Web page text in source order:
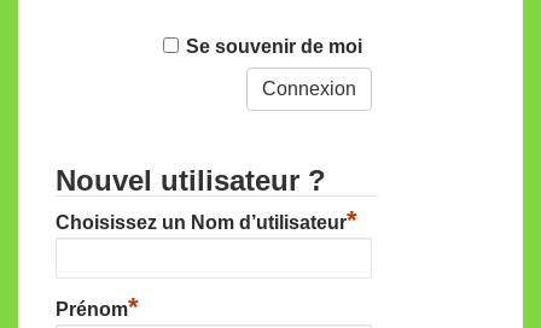
Se souvenir de moi
Nouvel utilisateur ?
Choisissez un Nom d’utilisateur*
Prénom*